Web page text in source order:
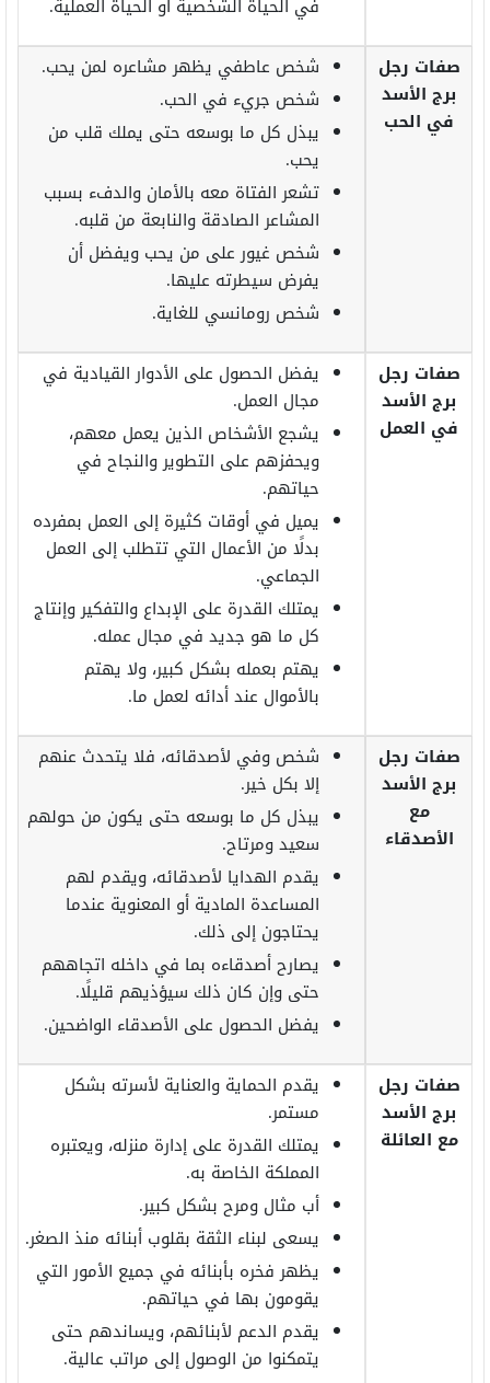
في الحياة الشخصية أو الحياة العملية.
صفات رجل
برج الأسد
في الحب
شخص عاطفي يظهر مشاعره لمن يحب.
شخص جريء في الحب.
يبذل كل ما بوسعه حتى يملك قلب من
يحب.
تشعر الفتاة معه بالأمان والدفء بسبب
المشاعر الصادقة والنابعة من قلبه.
شخص غيور على من يحب ويفضل أن
يفرض سيطرته عليها.
شخص رومانسي للغاية.
صفات رجل
برج الأسد
في العمل
يفضل الحصول على الأدوار القيادية في
مجال العمل.
يشجع الأشخاص الذين يعمل معهم،
ويحفزهم على التطوير والنجاح في
حياتهم.
يميل في أوقات كثيرة إلى العمل بمفرده
بدلًا من الأعمال التي تتطلب إلى العمل
الجماعي.
يمتلك القدرة على الإبداع والتفكير وإنتاج
كل ما هو جديد في مجال عمله.
يهتم بعمله بشكل كبير، ولا يهتم
بالأموال عند أدائه لعمل ما.
صفات رجل
برج الأسد
مع
الأصدقاء
شخص وفي لأصدقائه، فلا يتحدث عنهم
إلا بكل خير.
يبذل كل ما بوسعه حتى يكون من حولهم
سعيد ومرتاح.
يقدم الهدايا لأصدقائه، ويقدم لهم
المساعدة المادية أو المعنوية عندما
يحتاجون إلى ذلك.
يصارح أصدقاءه بما في داخله اتجاههم
حتى وإن كان ذلك سيؤذيهم قليلًا.
يفضل الحصول على الأصدقاء الواضحين.
صفات رجل
برج الأسد
مع العائلة
يقدم الحماية والعناية لأسرته بشكل
مستمر.
يمتلك القدرة على إدارة منزله، ويعتبره
المملكة الخاصة به.
أب مثال ومرح بشكل كبير.
يسعى لبناء الثقة بقلوب أبنائه منذ الصغر.
يظهر فخره بأبنائه في جميع الأمور التي
يقومون بها في حياتهم.
يقدم الدعم لأبنائهم، ويساندهم حتى
يتمكنوا من الوصول إلى مراتب عالية.